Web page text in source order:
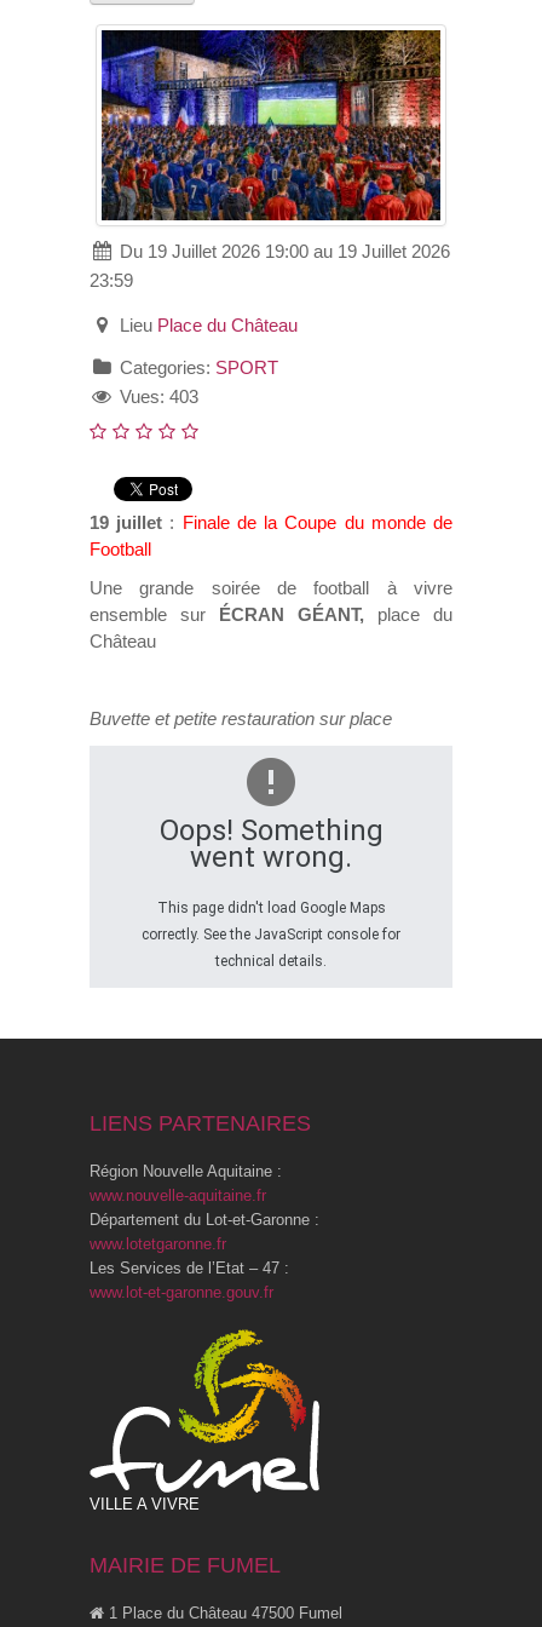
VOS DEMARCHES
VIE SCOLAIRE
SOCIAL
SPORTS ET LOISIRS
DÉCISIONS & DÉLIBÉRATIONS
RENDEZ-VOUS EN LIGNE
Du 19 Juillet 2026 19:00 au 19 Juillet 2026
23:59
Lieu Place du Château
Categories: SPORT
Vues: 403
19 juillet : Finale de la Coupe du monde de
Football
Une grande soirée de football à vivre
ensemble sur ÉCRAN GÉANT, place du
Château
Buvette et petite restauration sur place
Oops! Something
went wrong.
This page didn't load Google Maps
correctly. See the JavaScript console for
technical details.
LIENS PARTENAIRES
Région Nouvelle Aquitaine :
www.nouvelle-aquitaine.fr
Département du Lot-et-Garonne :
www.lotetgaronne.fr
Les Services de l’Etat – 47 :
www.lot-et-garonne.gouv.fr
VILLE A VIVRE
MAIRIE DE FUMEL
1 Place du Château 47500 Fumel